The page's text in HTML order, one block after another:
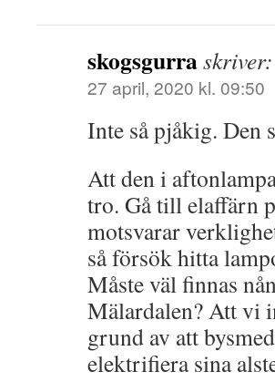
skogsgurraskriver:
27 april, 2020 kl. 09:50
Inte så pjåkig. Den
Att den i
tro. Gå till elaffärn
motsvarar
så försök hitta
Måste väl finnas
Mälardalen? Att vi
grund av att
elektrifiera sina